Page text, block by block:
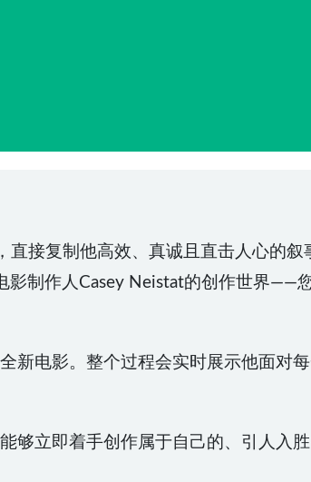
直接复制他高效、真诚且直击人心的叙
影制作人Casey Neistat的创作世界——
新电影。整个过程会实时展示他面对
够立即着手创作属于自己的、引人入